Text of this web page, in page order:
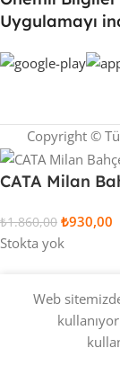
Uygulamayı
Copyright ©
Web
CATA Milan
₺1.860,00 ₺930,00
Stokta yok
Whatsapp